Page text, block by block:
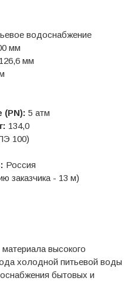
водоснабжение
мм
мм
(PN): 5 атм
134,0
100)
Россия
заказчика - 13 м)
высокого
холодной питьевой воды
бытовых и